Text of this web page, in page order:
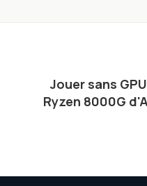
Jouer sans
Ryzen 8000G